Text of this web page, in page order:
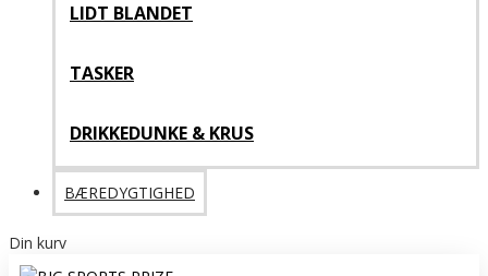
LIDT BLANDET
TASKER
DRIKKEDUNKE & KRUS
BÆREDYGTIGHED
Din kurv